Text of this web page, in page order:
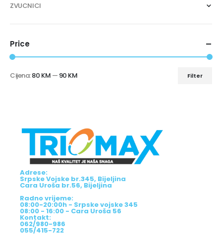
ZVUCNICI
Price
Filter
Cijena:80 KM — 90 KM
Adrese:
Srpske Vojske br.345, Bijeljina
Cara Uroša br.56, Bijeljina
Radno vrijeme:
08:00-20:00h - Srpske vojske 345
08:00 - 16:00 - Cara Uroša 56
Kontakt:
062/980-986
055/415-722